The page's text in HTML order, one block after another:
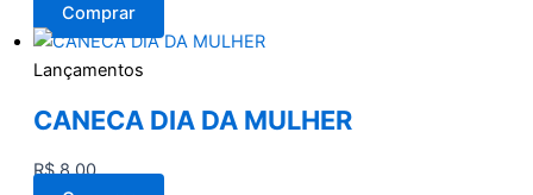
Comprar
Lançamentos
CANECA DIA DA MULHER
R$8,00